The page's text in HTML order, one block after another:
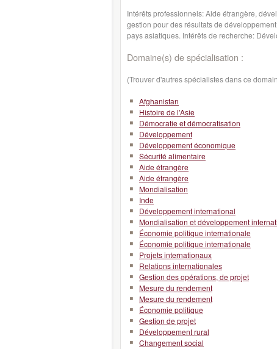
Intérêts professionnels: Aide étrangère,
gestion pour des résultats de
pays asiatiques. Intérêts de recherche:
Domaine(s) de spécialisation :
(Trouver d'autres spécialistes dans ce
Afghanistan
Histoire de l'Asie
Démocratie et démocratisation
Développement
Développement économique
Sécurité alimentaire
Aide étrangère
Aide étrangère
Mondialisation
Inde
Développement international
Mondialisation et développement
Économie politique internationale
Économie politique internationale
Projets internationaux
Relations internationales
Gestion des opérations, de projet
Mesure du rendement
Mesure du rendement
Économie politique
Gestion de projet
Développement rural
Changement social